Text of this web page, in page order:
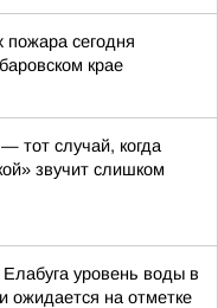
пожара сегодня
крае
тот случай, когда
звучит слишком
уровень воды в
ожидается на отметке